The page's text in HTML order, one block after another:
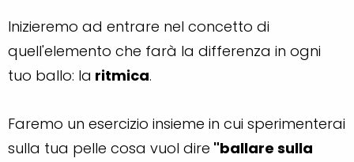
Inizieremo ad entrare nel concetto di
quell'elemento che farà la differenza in ogni
tuo ballo: la ritmica.
Faremo un esercizio insieme in cui sperimenterai
sulla tua pelle cosa vuol dire "ballare sulla